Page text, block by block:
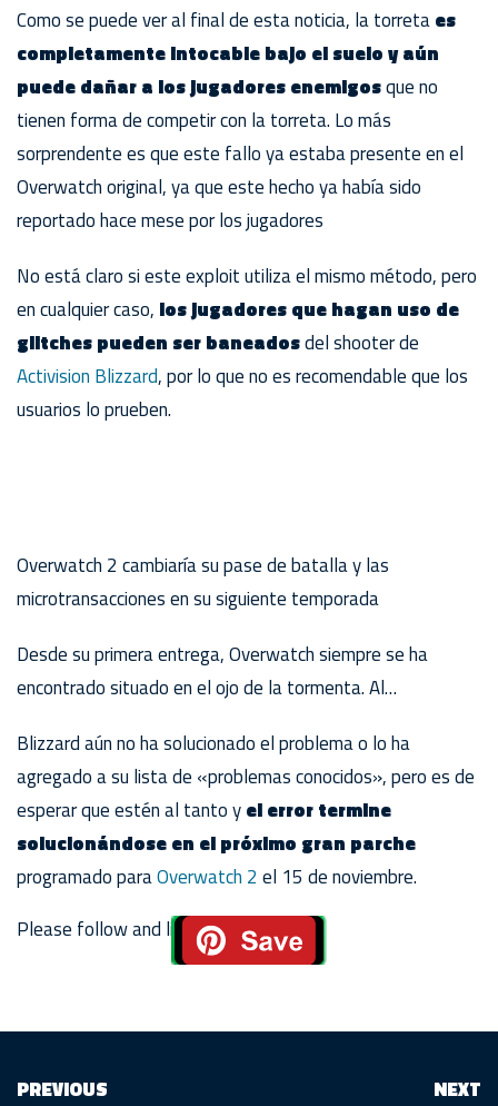
Como se puede ver al final de esta noticia, la torretaes
completamente intocable bajo el suelo y aún
puede dañar a los jugadores enemigosque no
tienen forma de competir con la torreta. Lo más
sorprendente es que este fallo ya estaba presente en el
Overwatch original, ya que este hecho ya había sido
reportado hace mese por los jugadores
No está claro si este exploit utiliza el mismo método, pero
en cualquier caso, los jugadores que hagan uso de
glitches pueden ser baneadosdel shooter de
Activision Blizzard, por lo que no es recomendable que los
usuarios lo prueben.
Overwatch 2 cambiaría su pase de batalla y las
microtransacciones en su siguiente temporada
Desde su primera entrega, Overwatch siempre se ha
encontrado situado en el ojo de la tormenta. Al…
Blizzard aún no ha solucionado el problema o lo ha
agregado a su lista de «problemas conocidos», pero es de
esperar que estén al tanto yel error termine
solucionándose en el próximo gran parche
programado paraOverwatch 2 el 15 de noviembre.
Please follow and like us:
PREVIOUS NEXT